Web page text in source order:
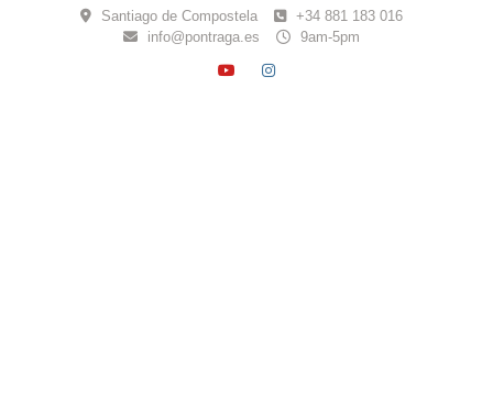
Santiago de Compostela
+34 881 183 016
info@pontraga.es
9am-5pm
YOUTUBE
INSTAGRAM